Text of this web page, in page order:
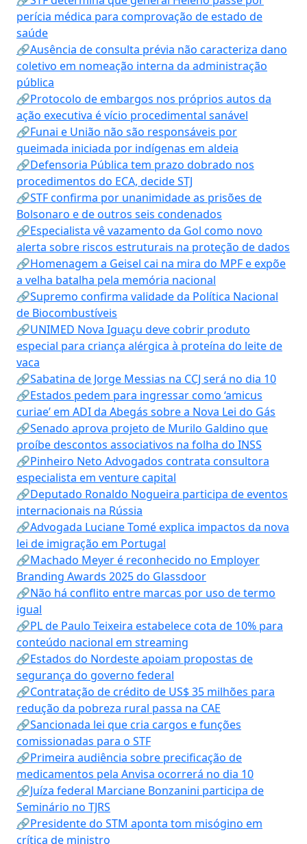
perícia médica para comprovação de estado de
saúde
🔗Ausência de consulta prévia não caracteriza dano
coletivo em nomeação interna da administração
pública
🔗Protocolo de embargos nos próprios autos da
ação executiva é vício procedimental sanável
🔗Funai e União não são responsáveis por
queimada iniciada por indígenas em aldeia
🔗Defensoria Pública tem prazo dobrado nos
procedimentos do ECA, decide STJ
🔗STF confirma por unanimidade as prisões de
Bolsonaro e de outros seis condenados
🔗Especialista vê vazamento da Gol como novo
alerta sobre riscos estruturais na proteção de dados
🔗Homenagem a Geisel cai na mira do MPF e expõe
a velha batalha pela memória nacional
🔗Supremo confirma validade da Política Nacional
de Biocombustíveis
🔗UNIMED Nova Iguaçu deve cobrir produto
especial para criança alérgica à proteína do leite de
vaca
🔗Sabatina de Jorge Messias na CCJ será no dia 10
🔗Estados pedem para ingressar como ‘amicus
curiae’ em ADI da Abegás sobre a Nova Lei do Gás
🔗Senado aprova projeto de Murilo Galdino que
proíbe descontos associativos na folha do INSS
🔗Pinheiro Neto Advogados contrata consultora
especialista em venture capital
🔗Deputado Ronaldo Nogueira participa de eventos
internacionais na Rússia
🔗Advogada Luciane Tomé explica impactos da nova
lei de imigração em Portugal
🔗Machado Meyer é reconhecido no Employer
Branding Awards 2025 do Glassdoor
🔗Não há conflito entre marcas por uso de termo
igual
🔗PL de Paulo Teixeira estabelece cota de 10% para
conteúdo nacional em streaming
🔗Estados do Nordeste apoiam propostas de
segurança do governo federal
🔗Contratação de crédito de US$ 35 milhões para
redução da pobreza rural passa na CAE
🔗Sancionada lei que cria cargos e funções
comissionadas para o STF
🔗Primeira audiência sobre precificação de
medicamentos pela Anvisa ocorrerá no dia 10
🔗Juíza federal Marciane Bonzanini participa de
Seminário no TJRS
🔗Presidente do STM aponta tom misógino em
crítica de ministro